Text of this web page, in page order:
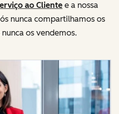
ao Cliente e a nossa
nunca compartilhamos os
os vendemos.